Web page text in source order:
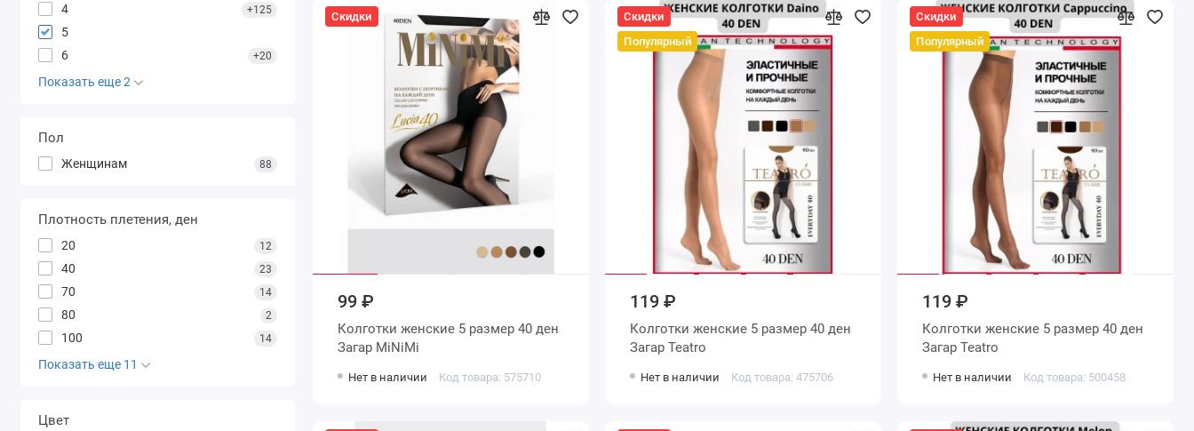
4 +125
5
6
+20
Показать еще 2
Пол
Женщинам 88
Плотность плетения, ден
20 12
40 23
70 14
80 2
100 14
Показать еще 11
Цвет
Скидки
99 ₽
Колготки женские 5 размер 40 ден
Загар MiNiMi
Нет в наличии Код товара: 575710
Скидки
Популярный
119 ₽
Колготки женские 5 размер 40 ден
Загар Teatro
Нет в наличии Код товара: 475706
Скидки
Популярный
119 ₽
Колготки женские 5 размер 40 ден
Загар Teatro
Нет в наличии Код товара: 500458